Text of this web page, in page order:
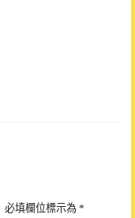
必填欄位標示為 *